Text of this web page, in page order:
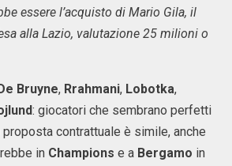
essere l’acquisto di Mario Gila, il
alla Lazio, valutazione 25 milioni o
De Bruyne, Rrahmani, Lobotka,
: giocatori che sembrano perfetti
contrattuale è simile, anche
in Champions e a Bergamo in